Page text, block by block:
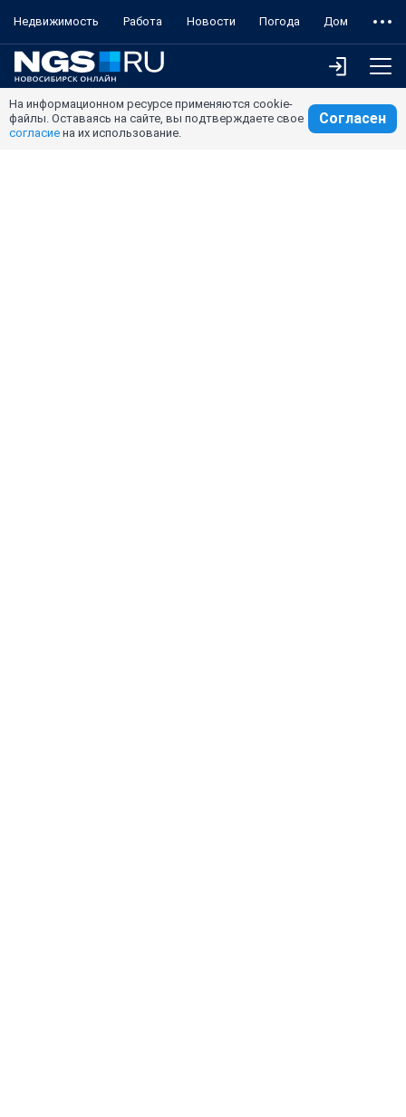
Недвижимость Работа Новости Погода Дом
На информационном ресурсе применяются cookie-
файлы. Оставаясь на сайте, вы подтверждаете свое
согласие на их использование.
Согласен